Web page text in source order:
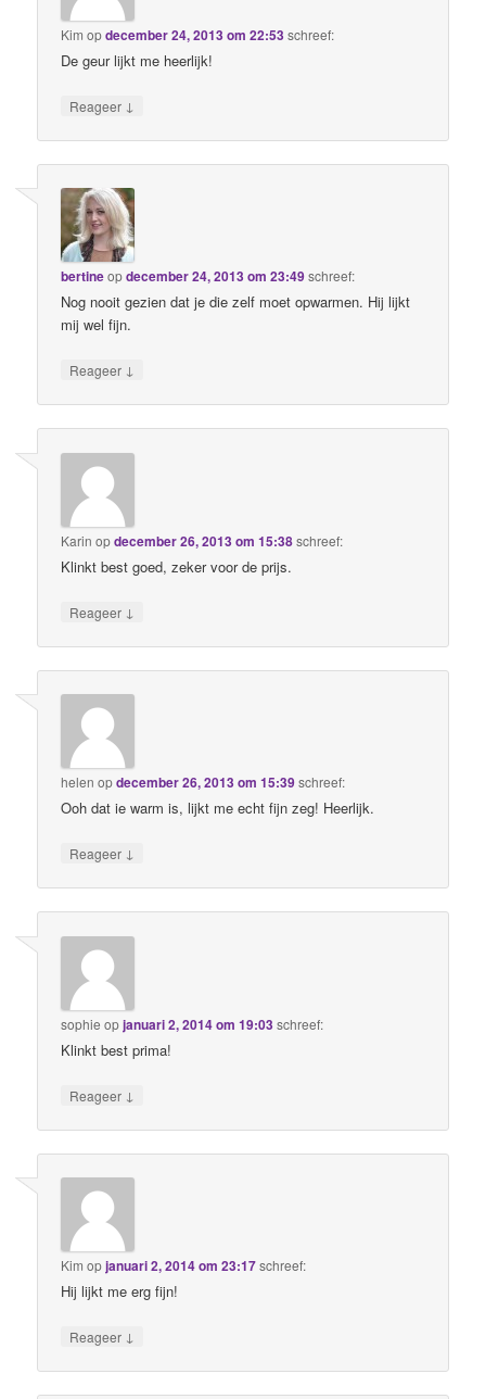
Kim opdecember 24, 2013 om 22:53schreef:
De geur lijkt me heerlijk!
Reageer ↓
bertineopdecember 24, 2013 om 23:49schreef:
Nog nooit gezien dat je die zelf moet opwarmen. Hij lijkt
mij wel fijn.
Reageer ↓
Karin opdecember 26, 2013 om 15:38schreef:
Klinkt best goed, zeker voor de prijs.
Reageer ↓
helen opdecember 26, 2013 om 15:39schreef:
Ooh dat ie warm is, lijkt me echt fijn zeg! Heerlijk.
Reageer ↓
sophie opjanuari 2, 2014 om 19:03schreef:
Klinkt best prima!
Reageer ↓
Kim opjanuari 2, 2014 om 23:17schreef:
Hij lijkt me erg fijn!
Reageer ↓